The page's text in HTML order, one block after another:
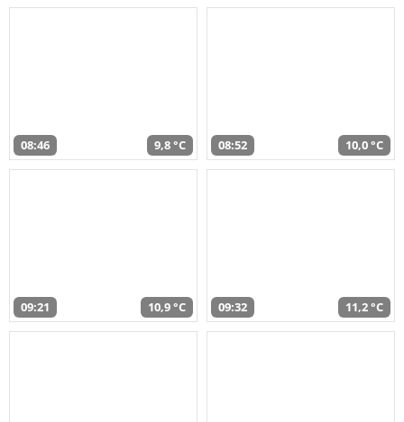
08:46 9,8 °C 08:52 10,0 °C
09:21 10,9 °C 09:32 11,2 °C